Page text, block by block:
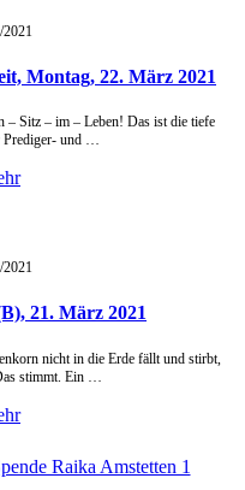
2021
Montag, 22. März 2021
– Sitz – im – Leben! Das ist die tiefe
Prediger- und …
2021
21. März 2021
nicht in die Erde fällt und stirbt,
stimmt. Ein …